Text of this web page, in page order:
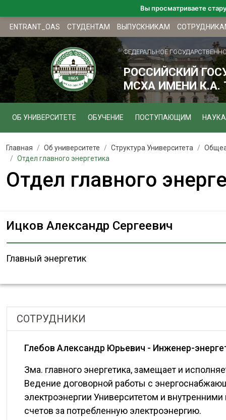
ENTRANT_OAS СТУДЕНТАМ ВЫПУСКНИКАМ
ФЕДЕРАЛЬНОЕ
РОССИЙСКИЙ
МСХА ИМЕНИ К.А.
ОБ УНИВЕРСИТЕТЕ ОБУЧЕНИЕ ПОСТУПАЮЩИМ
Главная Об университете Структура Университета
Отдел главного энергетика
Отдел главного
Ицков Александр Сергеевич
Главный энергетик
СОТРУДНИКИ
Глебов Александр Юрьевич - Инженер-
Зма. главного энергетика, замещает и
Ведение договорной работы с
электроэнергии Университетом и
счетов за потребленную электроэнергию.
Вы просматриваете